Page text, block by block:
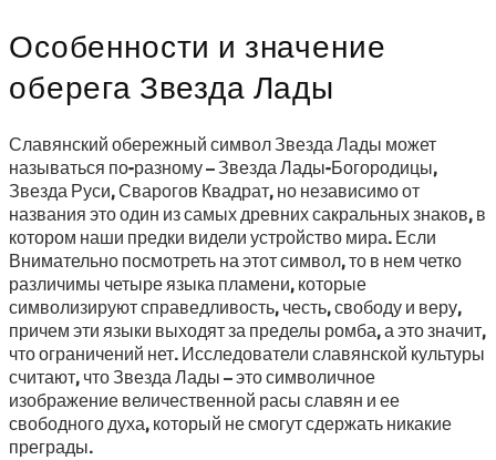
Особенности и значение
оберега Звезда Лады
Славянский обережный символ Звезда Лады может
называться по-разному – Звезда Лады-Богородицы,
Звезда Руси, Сварогов Квадрат, но независимо от
названия это один из самых древних сакральных знаков, в
котором наши предки видели устройство мира. Если
Внимательно посмотреть на этот символ, то в нем четко
различимы четыре языка пламени, которые
символизируют справедливость, честь, свободу и веру,
причем эти языки выходят за пределы ромба, а это значит,
что ограничений нет. Исследователи славянской культуры
считают, что Звезда Лады – это символичное
изображение величественной расы славян и ее
свободного духа, который не смогут сдержать никакие
преграды.